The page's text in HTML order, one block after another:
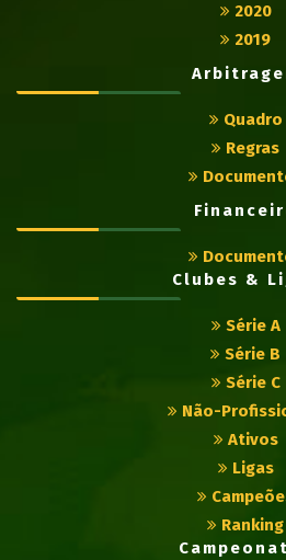
2020
2019
Quadro
Regras
Clubes &
Série A
Série B
Série C
Não-
Ativos
Ligas
Ranking